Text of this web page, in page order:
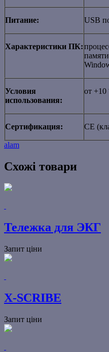
Питание: USB
Характеристики ПК:
Условия
использования:
от +10
Сертификация: CE
alam
Схожі товари
Тележка для ЭКГ
Запит ціни
X-SCRIBE
Запит ціни